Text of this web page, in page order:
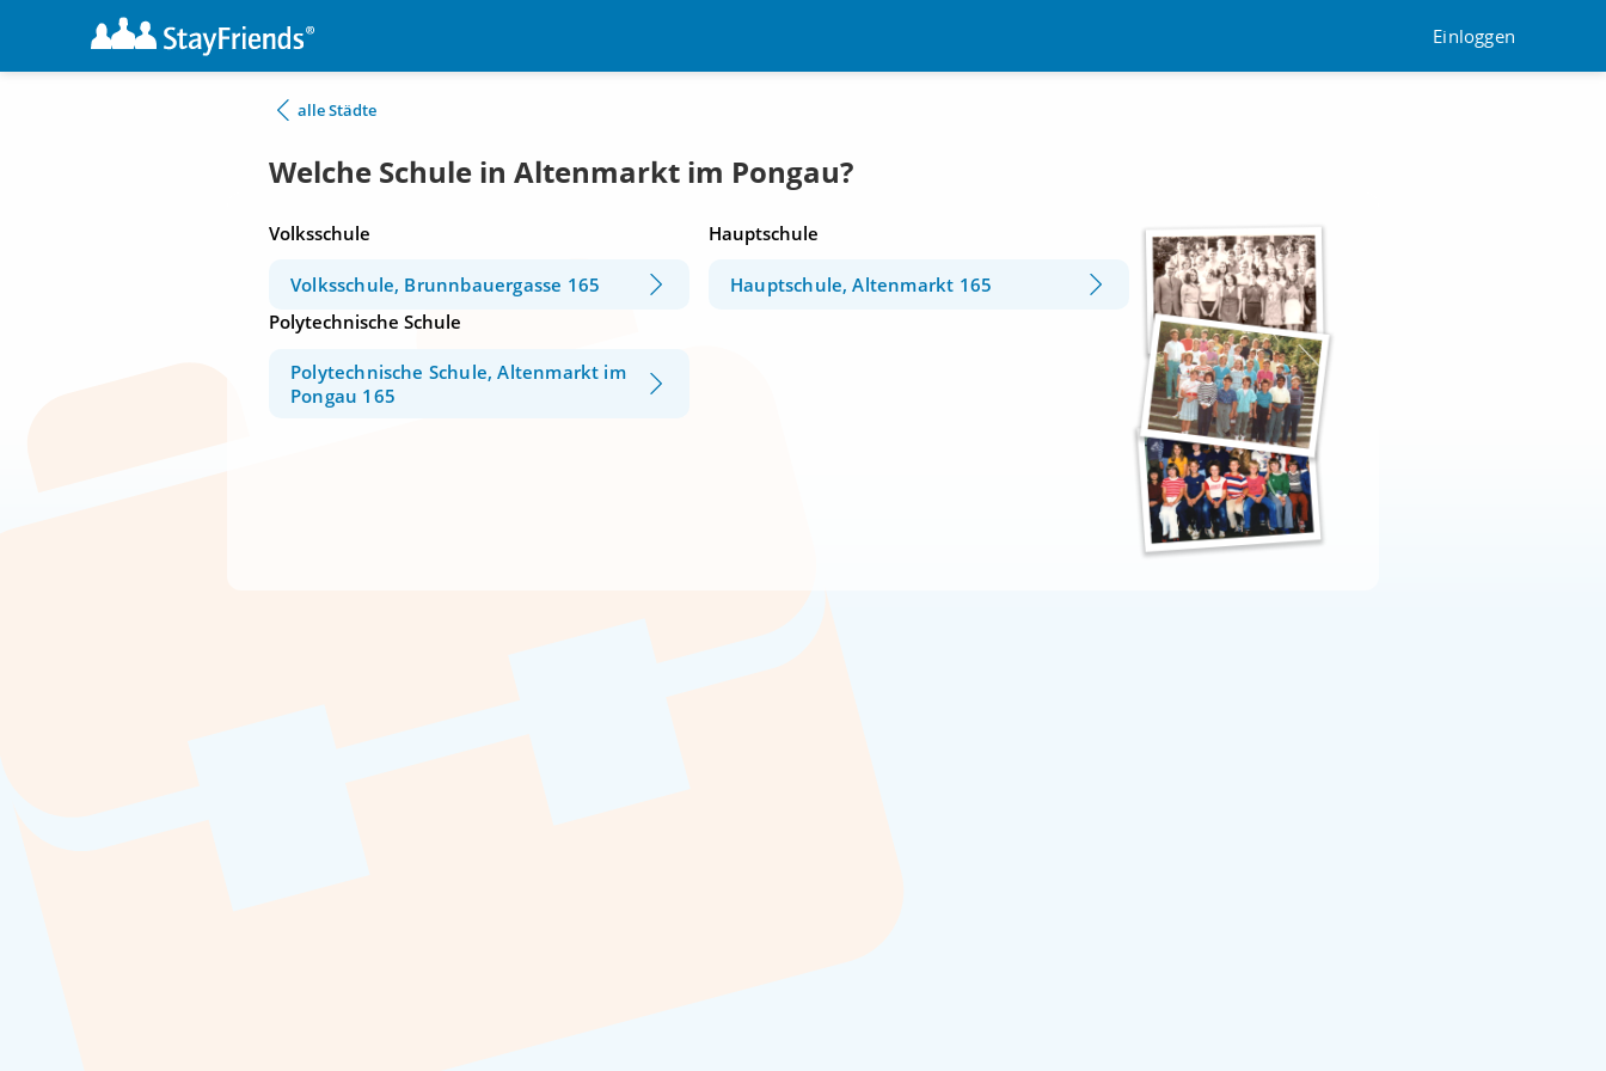
Einloggen
alle Städte
Welche Schule in Altenmarkt im Pongau?
Volksschule
Volksschule, Brunnbauergasse 165
Hauptschule
Hauptschule, Altenmarkt 165
Polytechnische Schule
Polytechnische Schule, Altenmarkt im
Pongau 165